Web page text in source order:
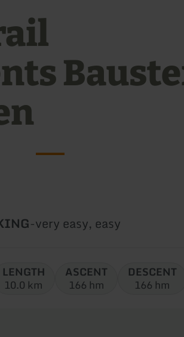
-Difficulty:
very easy, easy
LENGTH
10.0 km
ASCENT
166 hm
DESCENT
166 hm